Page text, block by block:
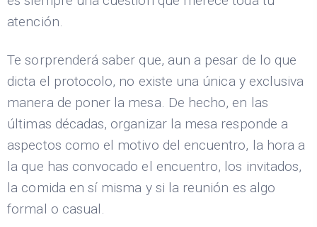
atención.
Te sorprenderá saber que, aun a pesar de lo que
dicta el protocolo, no existe una única y exclusiva
manera de poner la mesa. De hecho, en las
últimas décadas, organizar la mesa responde a
aspectos como el motivo del encuentro, la hora a
la que has convocado el encuentro, los invitados,
la comida en sí misma y si la reunión es algo
formal o casual.